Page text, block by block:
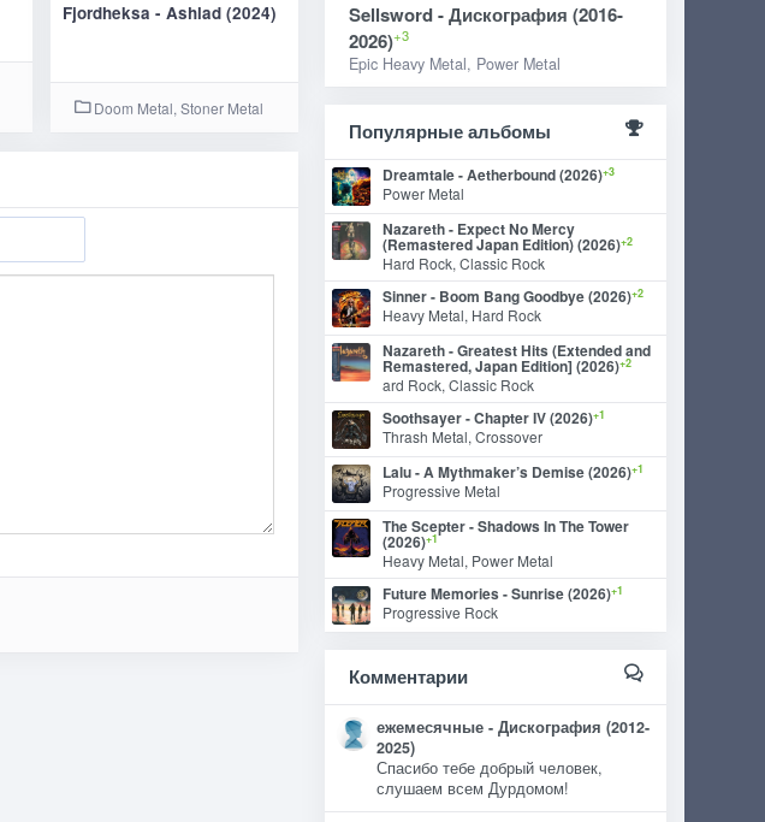
Fjordheksa - Ashlad (2024)
Doom Metal, Stoner Metal
Sellsword - Дискография (2016-
2026)+3
Epic Heavy Metal, Power Metal
Популярные альбомы
Dreamtale - Aetherbound (2026)+3
Power Metal
Nazareth - Expect No Mercy
(Remastered Japan Edition) (2026)+2
Hard Rock, Classic Rock
Sinner - Boom Bang Goodbye (2026)+2
Heavy Metal, Hard Rock
Nazareth - Greatest Hits (Extended and
Remastered, Japan Edition] (2026)+2
ard Rock, Classic Rock
Soothsayer - Chapter IV (2026)+1
Thrash Metal, Crossover
Lalu - A Mythmaker’s Demise (2026)+1
Progressive Metal
The Scepter - Shadows In The Tower
(2026)+1
Heavy Metal, Power Metal
Future Memories - Sunrise (2026)+1
Progressive Rock
Комментарии
ежемесячные - Дискография (2012-
2025)
Спасибо тебе добрый человек,
слушаем всем Дурдомом!